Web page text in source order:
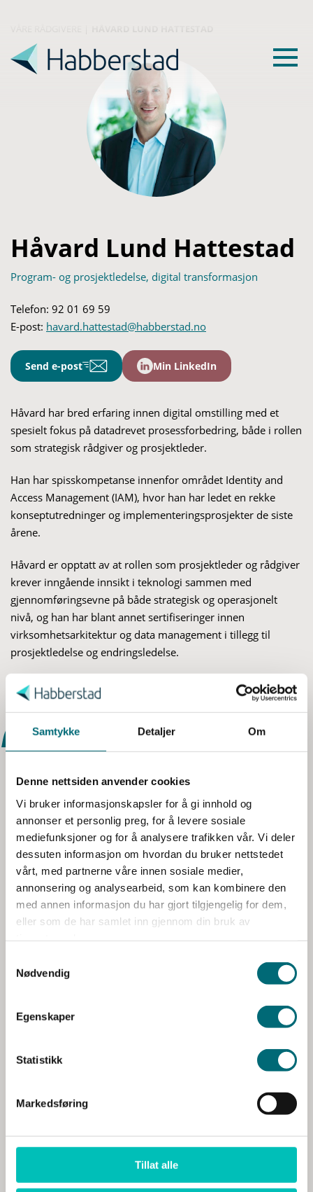
Samtykke Detaljer Om
Denne nettsiden anvender cookies
Vi bruker informasjonskapsler for å gi innhold og
annonser et personlig preg, for å levere sosiale
mediefunksjoner og for å analysere trafikken vår. Vi deler
dessuten informasjon om hvordan du bruker nettstedet
vårt, med partnerne våre innen sosiale medier,
annonsering og analysearbeid, som kan kombinere den
med annen informasjon du har gjort tilgjengelig for dem,
eller som de har samlet inn gjennom din bruk av
S
m
t
y
Nødvendig
Egenskaper
Statistikk
Markedsføring
Tillat alle
Håvard Lund Hattestad
Program- og prosjektledelse, digital transformasjon
Telefon: 92 01 69 59
E-post: havard.hattestad@habberstad.no
Send e-post Min LinkedIn
Håvard har bred erfaring innen digital omstilling med et
spesielt fokus på datadrevet prosessforbedring, både i rollen
som strategisk rådgiver og prosjektleder.
Han har spisskompetanse innenfor området Identity and
Access Management (IAM), hvor han har ledet en rekke
konseptutredninger og implementeringsprosjekter de siste
årene.
Håvard er opptatt av at rollen som prosjektleder og rådgiver
krever inngående innsikt i teknologi sammen med
gjennomføringsevne på både strategisk og operasjonelt
nivå, og han har blant annet sertifiseringer innen
virksomhetsarkitektur og data management i tillegg til
prosjektledelse og endringsledelse.
I min rolle som rådgiver er jeg genuint
opptatt av at digitale endringer må innføres
basert på helhetlig samhandling for å sikre
varig gevinstuttak, og at dette oppnås
gjennom god porteføljestyring, at
sammenhenger i virksomhetsarkitektur
ivaretas og tydelig endringsledelse.
IT-prosjekt og
Virksomhetsarkitektur